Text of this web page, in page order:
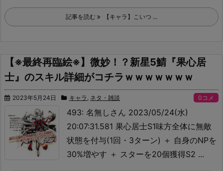
記事を読む 【キャラ】こいつ ...
【※最終再臨絵※】微妙！？新星5鯖『果心居
士』のスキル詳細がコチラｗｗｗｗｗｗｗ
2023年5月24日 キャラ , ネタ・雑談 0コメ
493: 名無しさん 2023/05/24(水)
20:07:31.581 果心居士S1味方全体に無敵
状態を付与(1回・3ターン) ＋ 自身のNPを
30%増やす ＋ スターを20個獲得S2 ...